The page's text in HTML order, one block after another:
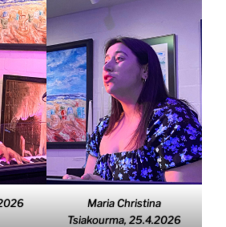
Maria Christina
Tsiakourma, 25.4.2026